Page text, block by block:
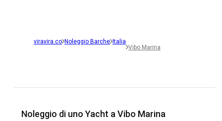
viravira.co Noleggio Barche Italia
Vibo Marina
Noleggio di uno Yacht a Vibo Marina